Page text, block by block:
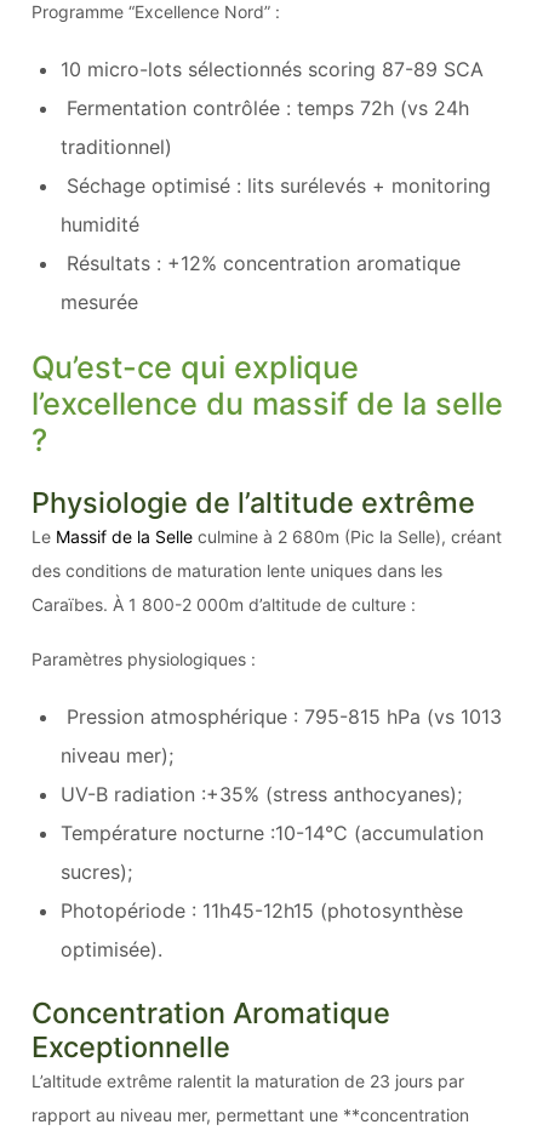
Programme “Excellence Nord” :
10 micro-lots sélectionnés scoring 87-89 SCA
Fermentation contrôlée : temps 72h (vs 24h
traditionnel)
Séchage optimisé : lits surélevés + monitoring
humidité
Résultats : +12% concentration aromatique
mesurée
Qu’est-ce qui explique
l’excellence du massif de la selle
?
Physiologie de l’altitude extrême
Le Massif de la Selle culmine à 2 680m (Pic la Selle), créant
des conditions de maturation lente uniques dans les
Caraïbes. À 1 800-2 000m d’altitude de culture :
Paramètres physiologiques :
Pression atmosphérique : 795-815 hPa (vs 1013
niveau mer);
UV-B radiation :+35% (stress anthocyanes);
Température nocturne :10-14°C (accumulation
sucres);
Photopériode : 11h45-12h15 (photosynthèse
optimisée).
Concentration Aromatique
Exceptionnelle
L’altitude extrême ralentit la maturation de 23 jours par
rapport au niveau mer, permettant une **concentration